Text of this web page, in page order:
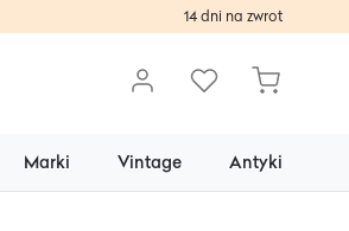
14 dni na zwrot
Marki Vintage Antyki